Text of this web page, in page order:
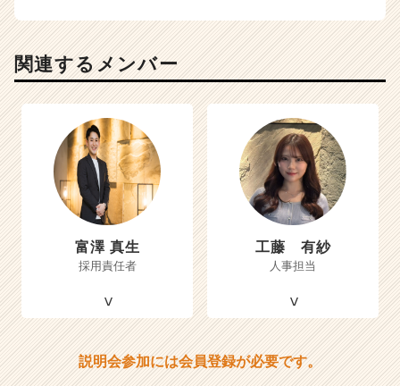
関連するメンバー
富澤 真生
採用責任者
工藤 有紗
人事担当
説明会参加には会員登録が必要です。